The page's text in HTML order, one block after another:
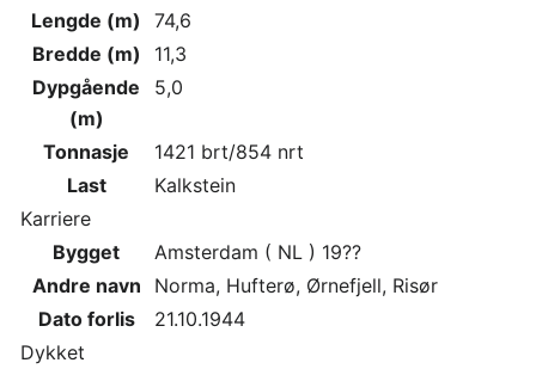
Lengde (m)
74,6
Bredde (m)
11,3
Dypgående
(m)
5,0
Tonnasje
1421 brt/854 nrt
Last
Kalkstein
Karriere
Bygget
Amsterdam ( NL ) 19??
Andre navn
Norma, Hufterø, Ørnefjell, Risør
Dato forlis
21.10.1944
Dykket